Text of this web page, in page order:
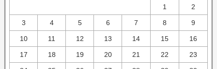
1 2
3 4 5 6 7 8 9
10 11 12 13 14 15 16
17 18 19 20 21 22 23